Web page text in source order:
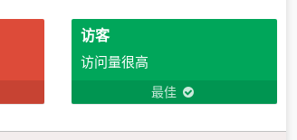
访客
访问量很高
最佳